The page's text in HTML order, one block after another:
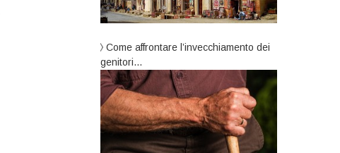
Come affrontare l’invecchiamento dei
genitori…